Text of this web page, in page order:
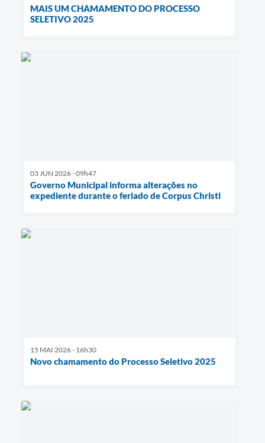
MAIS UM CHAMAMENTO DO PROCESSO
SELETIVO 2025
03 JUN 2026 - 09h47
Governo Municipal informa alterações no
expediente durante o feriado de Corpus Christi
15 MAI 2026 - 16h30
Novo chamamento do Processo Seletivo 2025